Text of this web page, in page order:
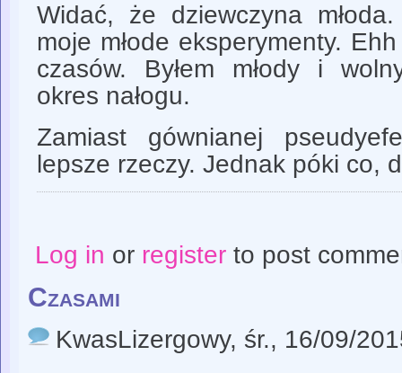
Widać, że dziewczyna
moje młode eksperymenty.
czasów. Byłem młody i
okres nałogu.
Zamiast gównianej
lepsze rzeczy. Jednak póki co,
Log in or registerto post
Czasami
KwasLizergowy, śr., 16/09/